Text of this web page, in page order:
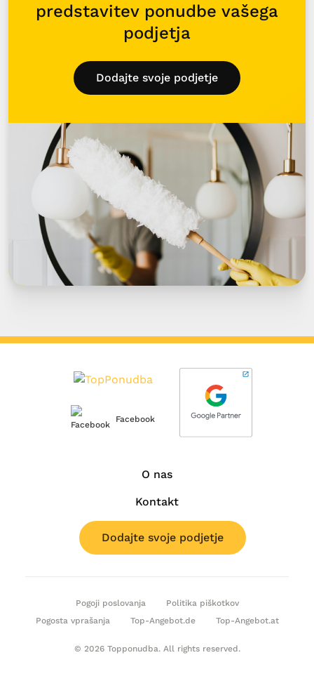
predstavitev ponudbe vašega
podjetja
Dodajte svoje podjetje
Facebook
O nas
Kontakt
Dodajte svoje podjetje
Pogoji poslovanja
Politika piškotkov
Pogosta vprašanja
Top-Angebot.de Top-Angebot.at
© 2026 Topponudba. All rights reserved.